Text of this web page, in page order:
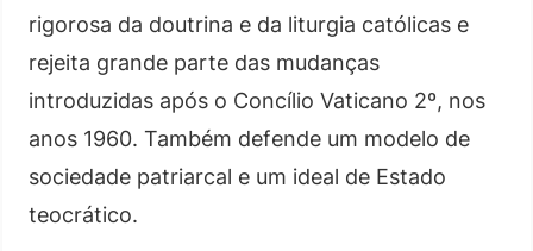
rigorosa da doutrina e da liturgia católicas e
rejeita grande parte das mudanças
introduzidas após o Concílio Vaticano 2º, nos
anos 1960. Também defende um modelo de
sociedade patriarcal e um ideal de Estado
teocrático.